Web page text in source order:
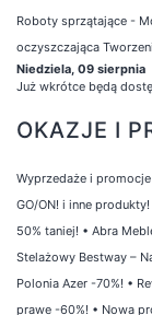
Roboty sprzątające -
oczyszczająca
Niedziela, 09 sierpnia
Już wkrótce będą
OKAZJE I
Wyprzedaże i
GO/ON! i inne produkty!
50% taniej! • Abra
Stelażowy Bestway –
Polonia Azer -70%! •
prawe -60%! • Nowa